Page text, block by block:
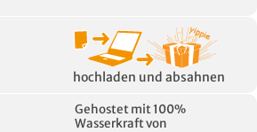
hochladen und absahnen
Gehostet mit 100%
Wasserkraft von